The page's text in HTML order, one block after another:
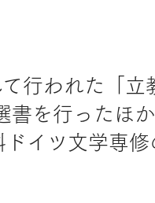
行われた「
を行ったほ
イツ文学専